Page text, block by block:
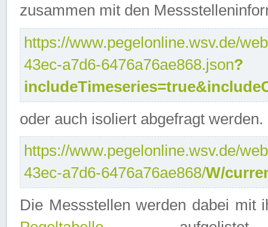
zusammen mit den
https://www.pegelonline.wsv.de/
43ec-a7d6-6476a76ae868.json?
oder auch isoliert abgefragt werden.
https://www.pegelonline.wsv.de/
43ec-a7d6-6476a76ae868/W/
Die Messstellen werden dabei mit